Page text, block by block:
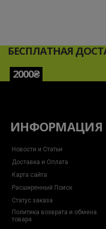
БЕСПЛАТНАЯ
2000₴
ИНФОРМАЦИЯ
Новости и Статьи
Доставка и Оплата
Карта сайта
Расширенный Поиск
Статус заказа
Политика возврата и обмена
товара